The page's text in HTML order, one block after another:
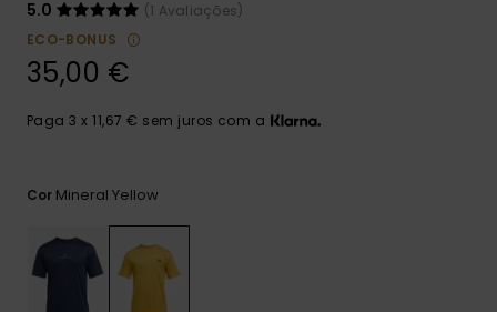
respostas
para as
formulário de
5.0
(1 Avaliações)
ECO-BONUS
35,00 €
Paga 3 x 11,67 € sem juros com a
Cor Mineral Yellow